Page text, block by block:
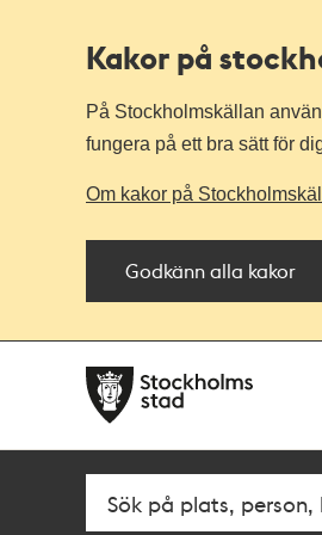
Kakor på
På Stockholmskällan
fungera på ett bra sätt för
Om kakor på
Godkänn alla kakor
navigationen
huvudinnehållet
SökFritextsök